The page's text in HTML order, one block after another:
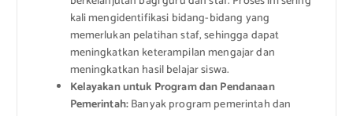
kali mengidentifikasi bidang-bidang yang
memerlukan pelatihan staf, sehingga dapat
meningkatkan keterampilan mengajar dan
meningkatkan hasil belajar siswa.
Kelayakan untuk Program dan Pendanaan
Pemerintah:Banyak program pemerintah dan